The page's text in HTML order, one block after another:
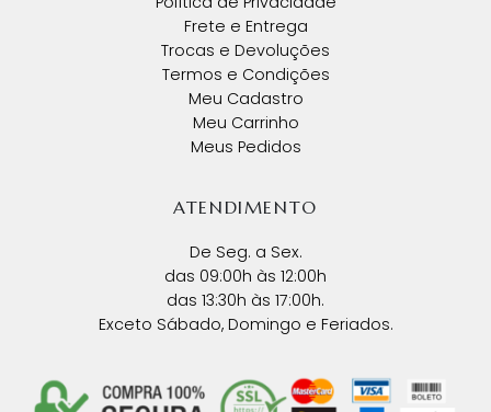
Frete e Entrega
Trocas e Devoluções
Termos e Condições
Meu Cadastro
Meu Carrinho
Meus Pedidos
ATENDIMENTO
De Seg. a Sex.
das 09:00h às 12:00h
das 13:30h às 17:00h.
Exceto Sábado, Domingo e Feriados.